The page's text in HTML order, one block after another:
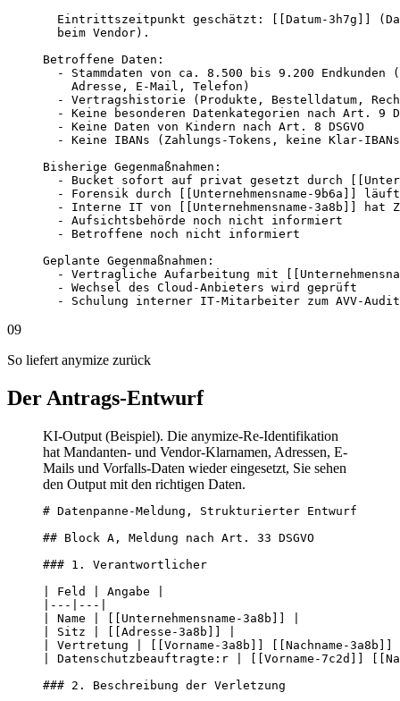
Eintrittszeitpunkt geschätzt: [[Datum-3h7g]]
  beim Vendor).
Betroffene Daten:
- Stammdaten von ca. 8.500 bis 9.200 Endkunden
    Adresse, E-Mail, Telefon)
- Vertragshistorie (Produkte, Bestelldatum,
- Keine besonderen Datenkategorien nach Art. 9
  - Keine Daten von Kindern nach Art. 8 DSGVO
- Keine IBANs (Zahlungs-Tokens, keine Klar-
Bisherige Gegenmaßnahmen:
- Bucket sofort auf privat gesetzt durch
  - Forensik durch [[Unternehmensname-9b6a]] läuft
- Interne IT von [[Unternehmensname-3a8b]] hat
  - Aufsichtsbehörde noch nicht informiert
  - Betroffene noch nicht informiert
Geplante Gegenmaßnahmen:
- Vertragliche Aufarbeitung mit
  - Wechsel des Cloud-Anbieters wird geprüft
- Schulung interner IT-Mitarbeiter zum AVV-
09
So liefert anymize zurück
Der Antrags-Entwurf
KI-Output (Beispiel). Die anymize-Re-Identifikation
hat Mandanten- und Vendor-Klarnamen, Adressen, E-
Mails und Vorfalls-Daten wieder eingesetzt, Sie sehen
den Output mit den richtigen Daten.
# Datenpanne-Meldung, Strukturierter Entwurf
## Block A, Meldung nach Art. 33 DSGVO
### 1. Verantwortlicher
| Feld | Angabe |
|---|---|
| Name | [[Unternehmensname-3a8b]] |
| Sitz | [[Adresse-3a8b]] |
| Vertretung | [[Vorname-3a8b]] [[Nachname-
| Datenschutzbeauftragte:r | [[Vorname-7c2d]]
### 2. Beschreibung der Verletzung